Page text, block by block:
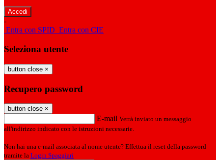
-
Entra con SPID Entra con CIE
Seleziona utente
button close ×
Recupero password
button close ×
E-mail Verrà inviato un messaggio
all'indirizzo indicato con le istruzioni necessarie.
Non hai una e-mail associata al nome utente? Effettua il reset della password
tramite la Login Spaggiari